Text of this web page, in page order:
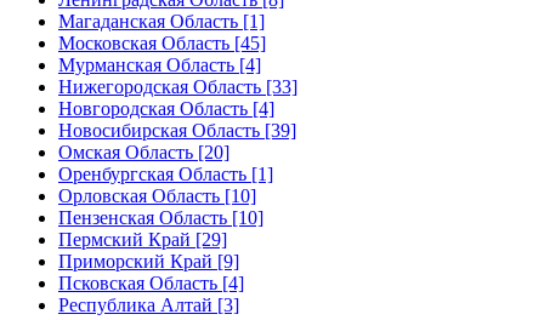
Магаданская Область [1]
Московская Область [45]
Мурманская Область [4]
Нижегородская Область [33]
Новгородская Область [4]
Новосибирская Область [39]
Омская Область [20]
Оренбургская Область [1]
Орловская Область [10]
Пензенская Область [10]
Пермский Край [29]
Приморский Край [9]
Псковская Область [4]
Республика Алтай [3]